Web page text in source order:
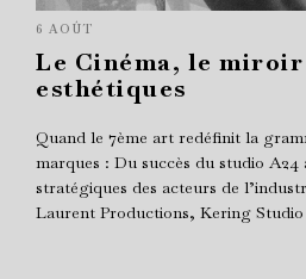
6 AOÛT
Le Cinéma, le
esthétiques
Quand le 7ème art redéfinit la
marques : Du succès du studio
stratégiques des acteurs de
Laurent Productions, Kering